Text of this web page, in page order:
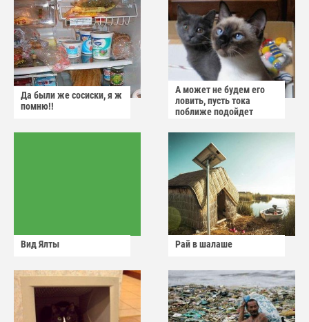
Да были же сосиски, я ж
помню!!
А может не будем его
ловить, пусть тока
поближе подойдет
Вид Ялты Рай в шалаше